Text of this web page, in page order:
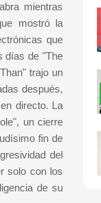
mientras
mostró la
que
días de "The
trajo un
después,
directo. La
un cierre
fin de
del
solo con los
de su